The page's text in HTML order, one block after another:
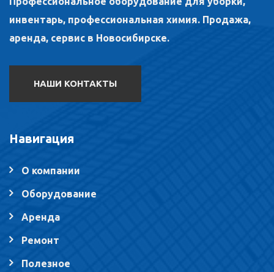
инвентарь, профессиональная химия. Продажа,
аренда, сервис в Новосибирске.
НАШИ КОНТАКТЫ
Навигация
О компании
Оборудование
Аренда
Ремонт
Полезное